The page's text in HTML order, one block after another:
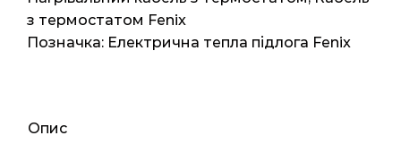
PFP
30
з термостатом Fenix
Позначка: Електрична тепла підлога Fenix
Опис